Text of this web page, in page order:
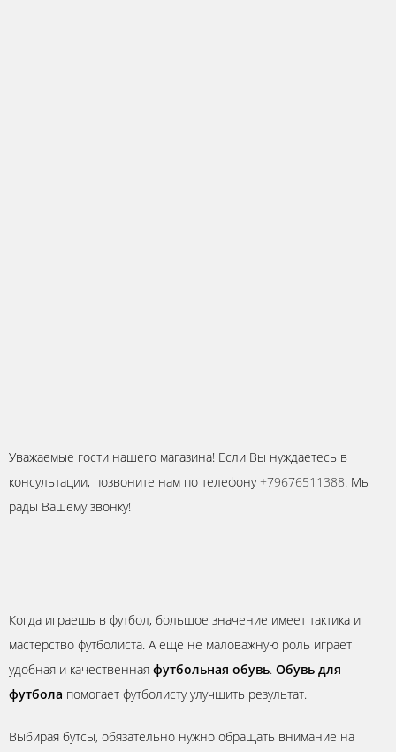
Уважаемые гости нашего магазина! Если Вы нуждаетесь в
консультации, позвоните нам по телефону+79676511388. Мы
рады Вашему звонку!
Когда играешь в футбол, большое значение имеет тактика и
мастерство футболиста. А еще не маловажную роль играет
удобная и качественная футбольная обувь. Обувь для
футбола помогает футболисту улучшить результат.
Выбирая бутсы, обязательно нужно обращать внимание на